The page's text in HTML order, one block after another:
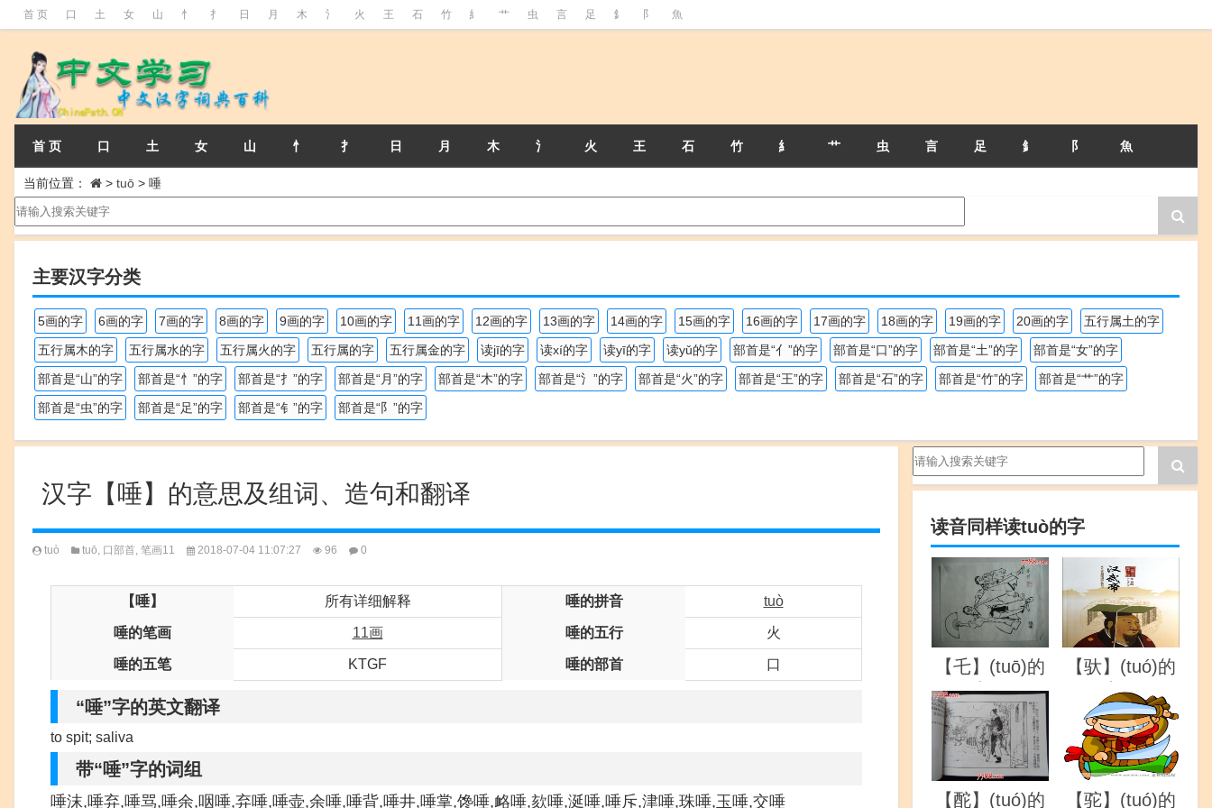
首 页 口 土 女 山 忄 扌 日 月 木 氵 火 王 石 竹 糹 艹 虫 言 足 釒 阝 魚
首 页 口 土 女 山 忄 扌 日 月 木 氵 火 王 石 竹 糹 艹 虫 言 足 釒 阝 魚
当前位置： > tuō > 唾
主要汉字分类
5画的字 6画的字 7画的字 8画的字 9画的字 10画的字 11画的字 12画的字 13画的字 14画的字 15画的字 16画的字 17画的字 18画的字 19画的字 20画的字
五行属土的字
五行属木的字
五行属水的字 五行属火的字 五行属的字 五行属金的字 读jī的字 读xí的字 读yī的字 读yǔ的字 部首是“亻”的字 部首是“口”的字 部首是“土”的字
部首是“女”的字
部首是“山”的字
部首是“忄”的字 部首是“扌”的字 部首是“月”的字 部首是“木”的字 部首是“氵”的字 部首是“火”的字 部首是“王”的字 部首是“石”的字 部首是“竹”的字
部首是“艹”的字
部首是“虫”的字
部首是“足”的字 部首是“钅”的字 部首是“阝”的字
汉字【唾】的意思及组词、造句和翻译
tuò tuō, 口部首, 笔画11 2018-07-04 11:07:27 96 0
【唾】 所有详细解释 唾的拼音 tuò
唾的笔画 11画 唾的五行 火
唾的五笔 KTGF 唾的部首 口
“唾”字的英文翻译
to spit; saliva
带“唾”字的词组
唾沫,唾弃,唾骂,唾余,咽唾,弃唾,唾壶,余唾,唾背,唾井,唾掌,馋唾,衉唾,欬唾,涎唾,唾斥,津唾,珠唾,玉唾,交唾
读音同样读tuò的字
【乇】(tuō)的
详解
【驮】(tuó)的
详解
【酡】(tuó)的 【驼】(tuó)的